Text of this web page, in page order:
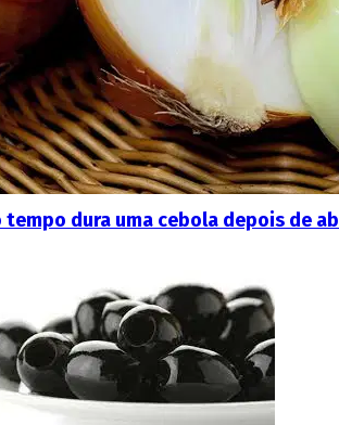
tempo dura uma cebola depois de